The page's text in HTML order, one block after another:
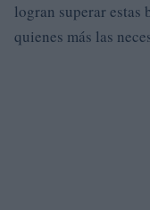
logran superar estas
quienes más las